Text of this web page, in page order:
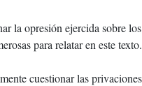
la opresión ejercida sobre
para relatar en este texto.
cuestionar las